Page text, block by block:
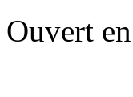
Ouvert